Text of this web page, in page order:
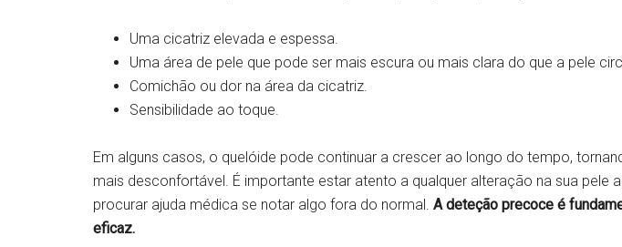
Uma cicatriz elevada e espessa.
Uma área de pele que pode ser mais escura ou mais clara do que a pele
Comichão ou dor na área da cicatriz.
Sensibilidade ao toque.
Em alguns casos, o quelóide pode continuar a crescer ao longo do tempo,
mais desconfortável. É importante estar atento a qualquer alteração na sua pele
procurar ajuda médica se notar algo fora do normal. A deteção precoce é
eficaz.